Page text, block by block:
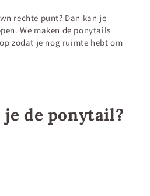
rechte punt? Dan kan je
We maken de ponytails
zodat je nog ruimte hebt om
je de ponytail?